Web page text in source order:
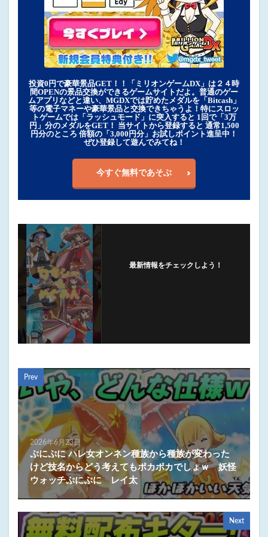
投資0円で豪華景品GET！！「ミリオンゲームDX」は２４時
間OPENの景品交換ができるゲームサイトだよ。普通のゲー
ムアプリなどと違い、MGDXでは貯めたメダルを「Bitcash」
等の電子マネーや豪華景品と交換できちゃうよ！特にスロッ
トゲームでは「ラッシュモード」に突入すると 1回で「3万
円」分のメダルをGET！ 当サイトから登録すると 通常1,500
円分のところ 倍額の「3,000円分」お試しポイント進呈中！
ぜひ登録して遊んでみてね！
今すぐ無料であそぶ
最新情報をチェックしよう！
Prev
2026年6月23日
ぷにぷに ハレ女オンネン種族から種族が変わった
けど技名からどう考えてもポカポカでしょｗ 妖怪
ウォッチぷにぷに レイ太
Next